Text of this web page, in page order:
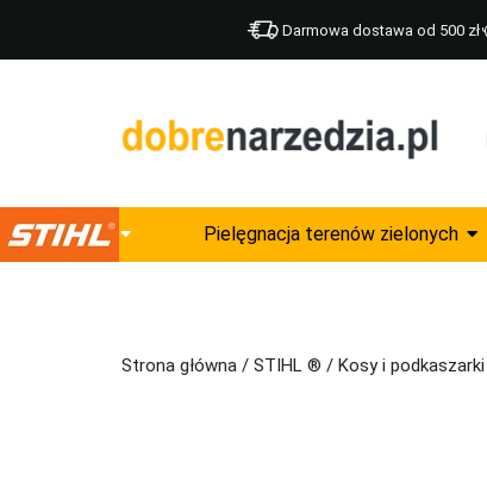
Darmowa dostawa od 500 zł
Pielęgnacja terenów zielonych
Strona główna / STIHL ® / Kosy i